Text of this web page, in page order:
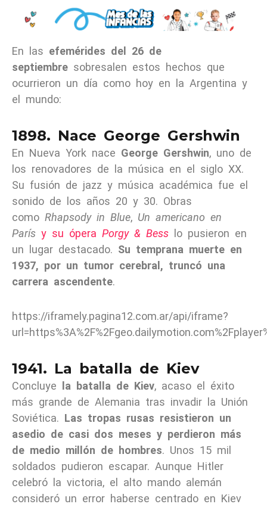
En las efemérides del 26 de
septiembre sobresalen estos hechos que
ocurrieron un día como hoy en la Argentina y
el mundo:
1898. Nace George Gershwin
En Nueva York nace George Gershwin, uno de
los renovadores de la música en el siglo XX.
Su fusión de jazz y música académica fue el
sonido de los años 20 y 30. Obras
como Rhapsody in Blue, Un americano en
París y su ópera Porgy & Bess
lo pusieron en
un lugar destacado. Su temprana muerte en
1937, por un tumor cerebral, truncó una
carrera ascendente.
https://iframely.pagina12.com.ar/api/iframe?
1941. La batalla de Kiev
Concluye la batalla de Kiev, acaso el éxito
más grande de Alemania tras invadir la Unión
Soviética. Las tropas rusas resistieron un
asedio de casi dos meses y perdieron más
de medio millón de hombres. Unos 15 mil
soldados pudieron escapar. Aunque Hitler
celebró la victoria, el alto mando alemán
consideró un error haberse centrado en Kiev